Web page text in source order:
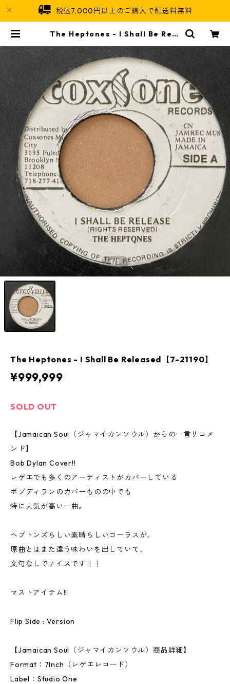
税込7,000円以上のご購入で配送料無料
The Heptones - I Shall Be Rele
oul
1/1
The Heptones - I Shall Be Released【7-21190】
¥999,999
SOLD OUT
【Jamaican Soul（ジャマイカンソウル）からの一言リコメ
ンド】
Bob Dylan Cover!!
レゲエでも多くのアーティストがカバーしている
ボブディランのカバーものの中でも
特に人気が高い一曲。
ヘプトンズらしい素晴らしいコーラスが、
原曲とはまた違う味わいを出していて、
文句なしでナイスです！！
マストアイテム!!
Flip Side : Version
【Jamaican Soul（ジャマイカンソウル）商品詳細】
Format：7Inch（レゲエレコード）
Label：Studio One